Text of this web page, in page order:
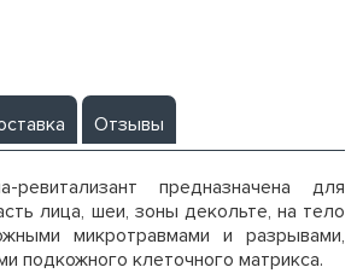
Отзывы
ревитализант предназначена для
лица, шеи, зоны декольте, на тело
микротравмами и разрывами,
подкожного клеточного матрикса.